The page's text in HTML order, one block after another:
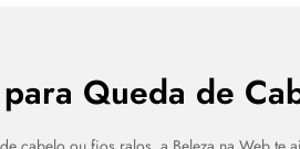
Queda de